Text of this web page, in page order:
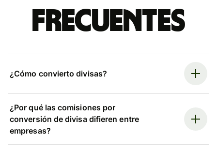
frecuentes
¿Cómo convierto divisas?
¿Por qué las comisiones por
conversión de divisa difieren entre
empresas?